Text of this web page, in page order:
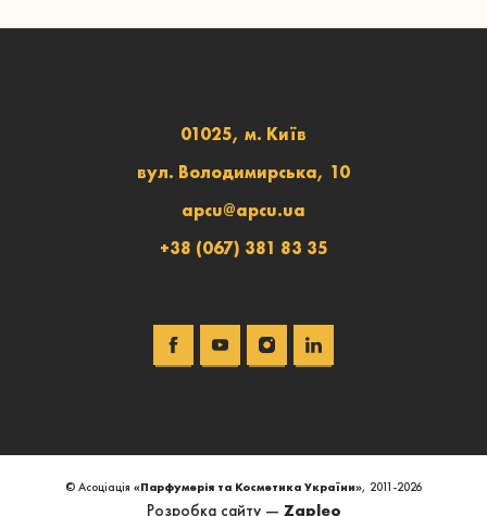
01025, м. Київ
вул. Володимирська, 10
apcu@apcu.ua
+38 (067) 381 83 35
© Асоціація «Парфумерія та Косметика України», 2011-2026
Розробка сайту — Zapleo